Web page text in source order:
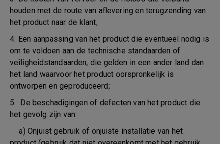
houden met de route van aflevering en terugzending van
het product naar de klant;
4. Een aanpassing van het product die eventueel nodig is
om te voldoen aan de technische standaarden of
veiligheidstandaarden, die gelden in een ander land dan
het land waarvoor het product oorspronkelijk is
ontworpen en geproduceerd;
5. De beschadigingen of defecten van het product die
het gevolg zijn van:
a) Onjuist gebruik of onjuiste installatie van het